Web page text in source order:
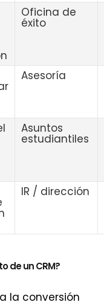
Oficina de
éxito
Asesoría
Asuntos
estudiantiles
IR / dirección
de un CRM?
la conversión